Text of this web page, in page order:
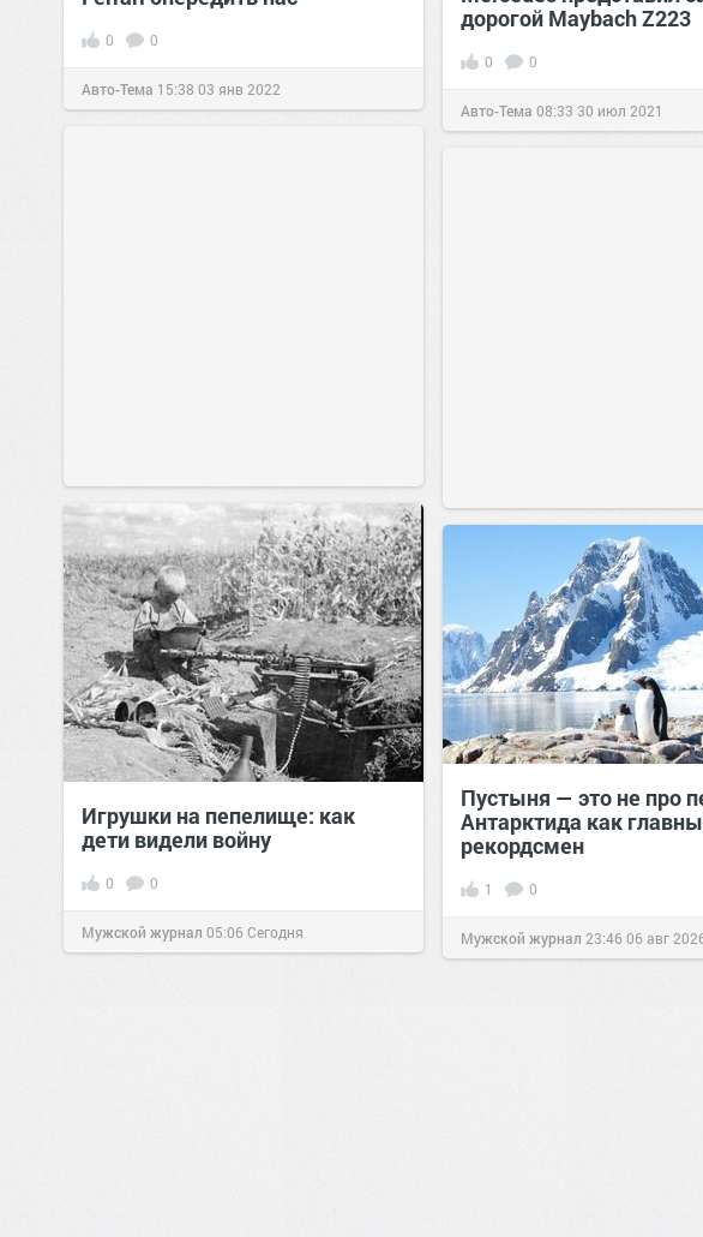
0 0
Авто-Тема 15:38 03 янв 2022
дорогой Maybach Z223
0 0
Авто-Тема 08:33 30 июл 2021
Игрушки на пепелище: как
дети видели войну
0 0
Мужской журнал 05:06Сегодня
Пустыня — это не про
Антарктида как
рекордсмен
1 0
Мужской журнал 23:4606 авг